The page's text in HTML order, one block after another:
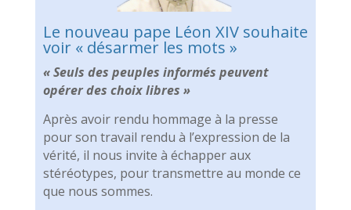
Le nouveau pape Léon XIV souhaite
voir « désarmer les mots »
« Seuls des peuples informés peuvent
opérer des choix libres »
Après avoir rendu hommage à la presse
pour son travail rendu à l’expression de la
vérité, il nous invite à échapper aux
stéréotypes, pour transmettre au monde ce
que nous sommes.